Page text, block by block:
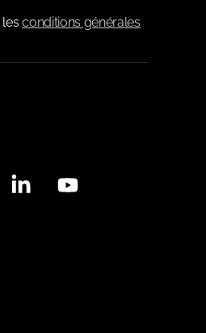
lesconditions générales